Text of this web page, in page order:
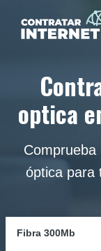
optica
óptica para
Fibra 300Mb